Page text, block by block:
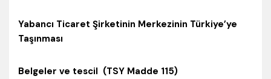
Yabancı Ticaret Şirketinin Merkezinin Türkiye’ye
Taşınması
Belgeler ve tescil (TSY Madde 115)